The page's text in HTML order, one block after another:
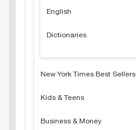
English
Dictionaries
New York Times Best Sellers
Kids & Teens
Business & Money